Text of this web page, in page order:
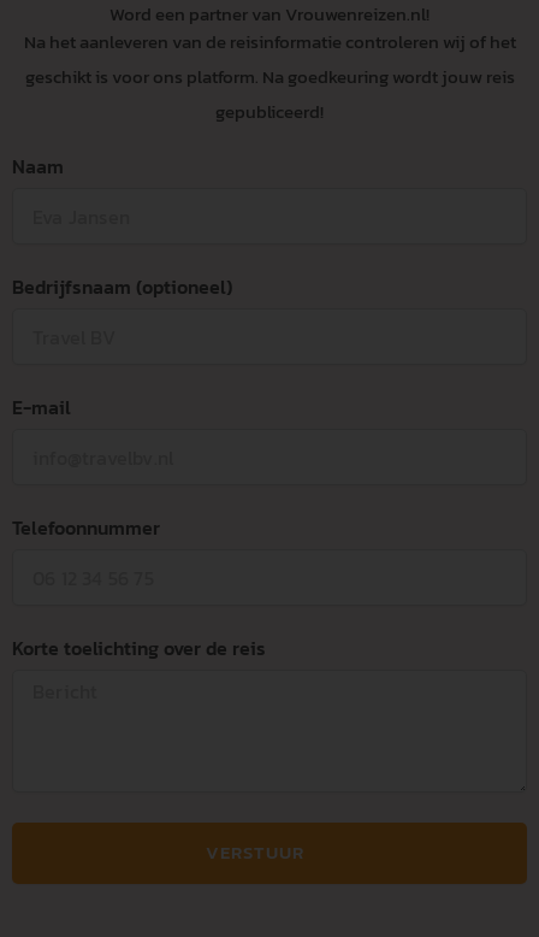
Word een partner van Vrouwenreizen.nl!
Na het aanleveren van de reisinformatie controleren wij of het
geschikt is voor ons platform. Na goedkeuring wordt jouw reis
gepubliceerd!
Naam
Bedrijfsnaam (optioneel)
E-mail
Telefoonnummer
Korte toelichting over de reis
VERSTUUR